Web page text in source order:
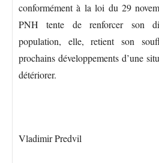
conformément à la loi du 29
PNH tente de renforcer son
population, elle, retient son
prochains développements d’une
détériorer.
Vladimir Predvil